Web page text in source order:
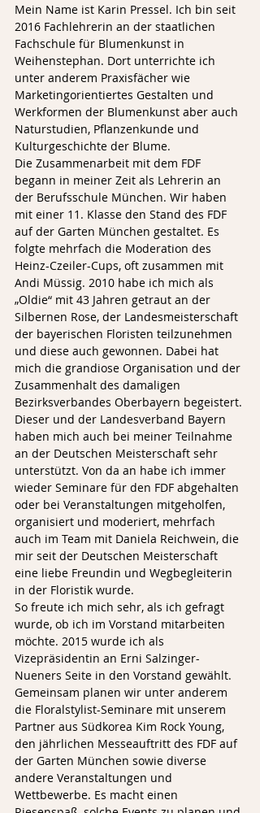
Mein Name ist Karin Pressel. Ich bin seit
2016 Fachlehrerin an der staatlichen
Fachschule für Blumenkunst in
Weihenstephan. Dort unterrichte ich
unter anderem Praxisfächer wie
Marketingorientiertes Gestalten und
Werkformen der Blumenkunst aber auch
Naturstudien, Pflanzenkunde und
Kulturgeschichte der Blume.
Die Zusammenarbeit mit dem FDF
begann in meiner Zeit als Lehrerin an
der Berufsschule München. Wir haben
mit einer 11. Klasse den Stand des FDF
auf der Garten München gestaltet. Es
folgte mehrfach die Moderation des
Heinz-Czeiler-Cups, oft zusammen mit
Andi Müssig. 2010 habe ich mich als
„Oldie“ mit 43 Jahren getraut an der
Silbernen Rose, der Landesmeisterschaft
der bayerischen Floristen teilzunehmen
und diese auch gewonnen. Dabei hat
mich die grandiose Organisation und der
Zusammenhalt des damaligen
Bezirksverbandes Oberbayern begeistert.
Dieser und der Landesverband Bayern
haben mich auch bei meiner Teilnahme
an der Deutschen Meisterschaft sehr
unterstützt. Von da an habe ich immer
wieder Seminare für den FDF abgehalten
oder bei Veranstaltungen mitgeholfen,
organisiert und moderiert, mehrfach
auch im Team mit Daniela Reichwein, die
mir seit der Deutschen Meisterschaft
eine liebe Freundin und Wegbegleiterin
in der Floristik wurde.
So freute ich mich sehr, als ich gefragt
wurde, ob ich im Vorstand mitarbeiten
möchte. 2015 wurde ich als
Vizepräsidentin an Erni Salzinger-
Nueners Seite in den Vorstand gewählt.
Gemeinsam planen wir unter anderem
die Floralstylist-Seminare mit unserem
Partner aus Südkorea Kim Rock Young,
den jährlichen Messeauftritt des FDF auf
der Garten München sowie diverse
andere Veranstaltungen und
Wettbewerbe. Es macht einen